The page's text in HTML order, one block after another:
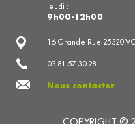
16 Grande Rue 25320
03.81.57.30.28
Nous contacter
jeudi :
9h00-12h00